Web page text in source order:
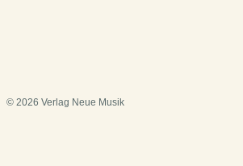
© 2026 Verlag Neue Musik